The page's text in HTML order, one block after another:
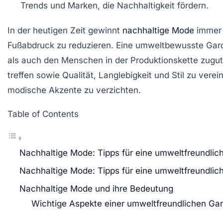
Trends und Marken, die Nachhaltigkeit fördern.
In der heutigen Zeit gewinnt nachhaltige Mode
Fußabdruck zu reduzieren. Eine umweltbewusste
als auch den Menschen in der Produktionskette
treffen sowie Qualität, Langlebigkeit und Stil zu
modische Akzente zu verzichten.
Table of Contents
Nachhaltige Mode: Tipps für eine
Nachhaltige Mode: Tipps für eine
Nachhaltige Mode und ihre Bedeutung
Wichtige Aspekte einer umweltfreundlichen